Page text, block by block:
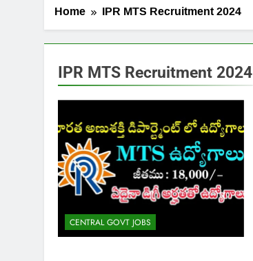
Home IPR MTS Recruitment 2024
IPR MTS Recruitment 2024
CENTRAL GOVT JOBS